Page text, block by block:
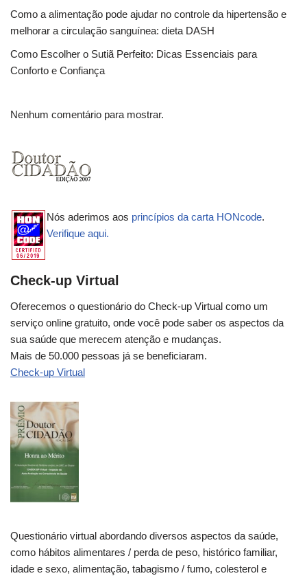
Como a alimentação pode ajudar no controle da hipertensão e
melhorar a circulação sanguínea: dieta DASH
Como Escolher o Sutiã Perfeito: Dicas Essenciais para
Conforto e Confiança
Nenhum comentário para mostrar.
Nós aderimos aos princípios da carta HONcode.
Verifique aqui.
Check-up Virtual
Oferecemos o questionário do Check-up Virtual como um
serviço online gratuito, onde você pode saber os aspectos da
sua saúde que merecem atenção e mudanças.
Mais de 50.000 pessoas já se beneficiaram.
Check-up Virtual
Questionário virtual abordando diversos aspectos da saúde,
como hábitos alimentares / perda de peso, histórico familiar,
idade e sexo, alimentação, tabagismo / fumo, colesterol e